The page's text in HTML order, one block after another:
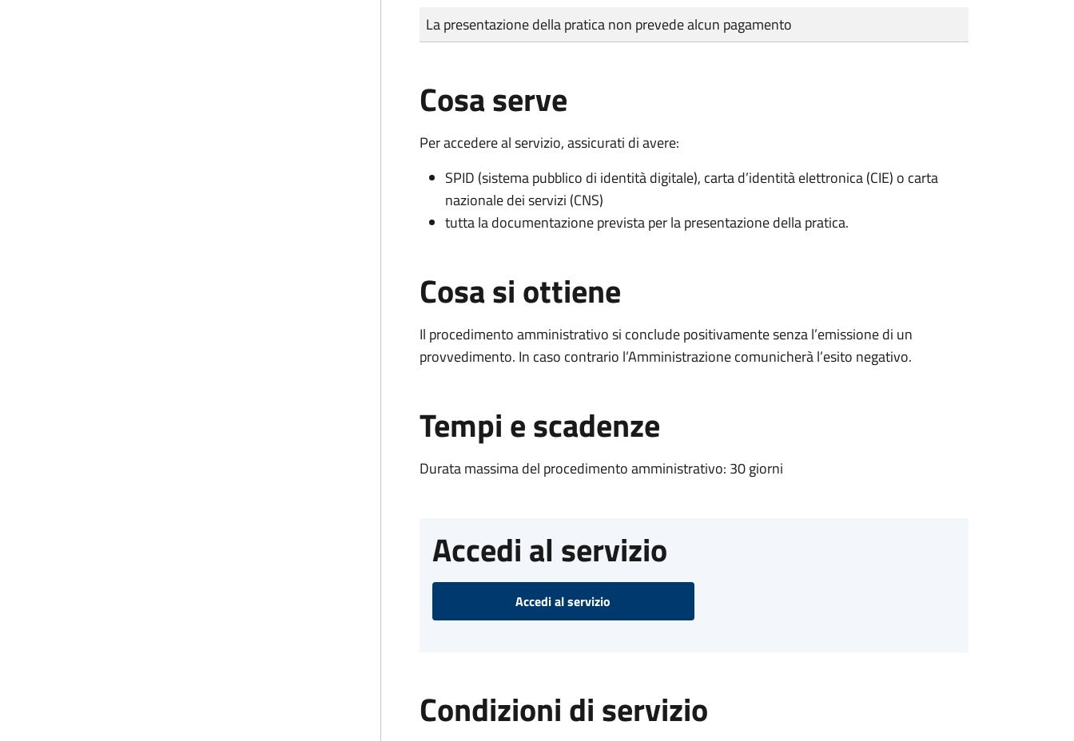
Tipo di pagamento
Importo
La presentazione della pratica non prevede alcun pagamento
Cosa serve
Per accedere al servizio, assicurati di avere:
SPID (sistema pubblico di identità digitale), carta d’identità elettronica (CIE) o carta
nazionale dei servizi (CNS)
tutta la documentazione prevista per la presentazione della pratica.
Cosa si ottiene
Il procedimento amministrativo si conclude positivamente senza l’emissione di un
provvedimento. In caso contrario l’Amministrazione comunicherà l’esito negativo.
Tempi e scadenze
Durata massima del procedimento amministrativo: 30 giorni
Accedi al servizio
Accedi al servizio
Condizioni di servizio